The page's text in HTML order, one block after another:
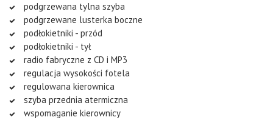
podgrzewana tylna szyba
podgrzewane lusterka boczne
podłokietniki - przód
podłokietniki - tył
radio fabryczne z CD i MP3
regulacja wysokości fotela
regulowana kierownica
szyba przednia atermiczna
wspomaganie kierownicy